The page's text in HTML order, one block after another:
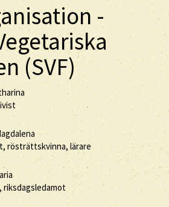
-
(SVF)
rösträttskvinna, lärare
riksdagsledamot